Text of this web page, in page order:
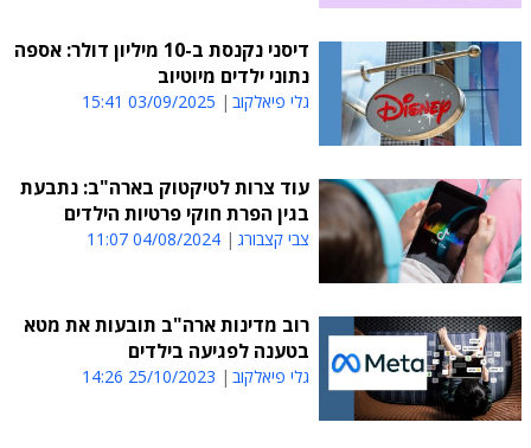
דיסני נקנסת ב-10 מיליון דולר: אספה
נתוני ילדים מיוטיוב
גלי פיאלקוב 03/09/2025 15:41
עוד צרות לטיקטוק בארה"ב: נתבעת
בגין הפרת חוקי פרטיות הילדים
צבי קצבורג 04/08/2024 11:07
רוב מדינות ארה"ב תובעות את מטא
בטענה לפגיעה בילדים
גלי פיאלקוב 25/10/2023 14:26